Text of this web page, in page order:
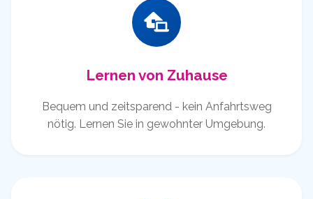
Lernen von Zuhause
Bequem und zeitsparend - kein Anfahrtsweg
nötig. Lernen Sie in gewohnter Umgebung.